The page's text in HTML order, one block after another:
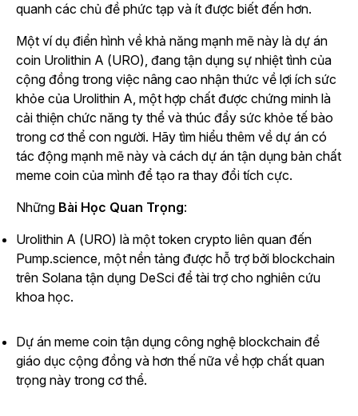
quanh các chủ đề phức tạp và ít được biết đến hơn.
Một ví dụ điển hình về khả năng mạnh mẽ này là dự án
coin Urolithin A (URO), đang tận dụng sự nhiệt tình của
cộng đồng trong việc nâng cao nhận thức về lợi ích sức
khỏe của Urolithin A, một hợp chất được chứng minh là
cải thiện chức năng ty thể và thúc đẩy sức khỏe tế bào
trong cơ thể con người. Hãy tìm hiểu thêm về dự án có
tác động mạnh mẽ này và cách dự án tận dụng bản chất
meme coin của mình để tạo ra thay đổi tích cực.
Những Bài Học Quan Trọng:
Urolithin A (URO) là một token crypto liên quan đến
Pump.science, một nền tảng được hỗ trợ bởi blockchain
trên Solana tận dụng DeSci để tài trợ cho nghiên cứu
khoa học.
Dự án meme coin tận dụng công nghệ blockchain để
giáo dục cộng đồng và hơn thế nữa về hợp chất quan
trọng này trong cơ thể.